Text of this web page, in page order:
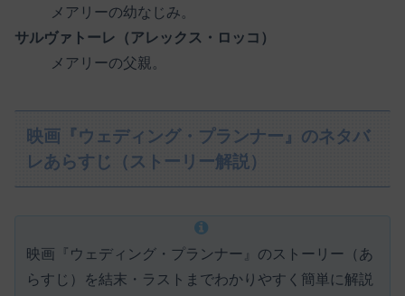
メアリーの幼なじみ。
サルヴァトーレ（アレックス・ロッコ）
メアリーの父親。
映画『ウェディング・プランナー』のネタバ
レあらすじ（ストーリー解説）
映画『ウェディング・プランナー』のストーリー（あ
らすじ）を結末・ラストまでわかりやすく簡単に解説